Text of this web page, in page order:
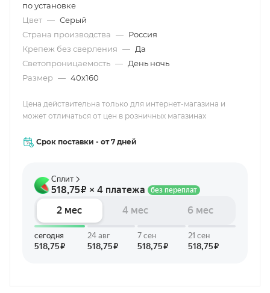
по установке
Цвет — Серый
Страна производства — Россия
Крепеж без сверления — Да
Светопроницаемость — День ночь
Размер — 40х160
Цена действительна только для интернет-магазина и
может отличаться от цен в розничных магазинах
Срок поставки - от 7 дней